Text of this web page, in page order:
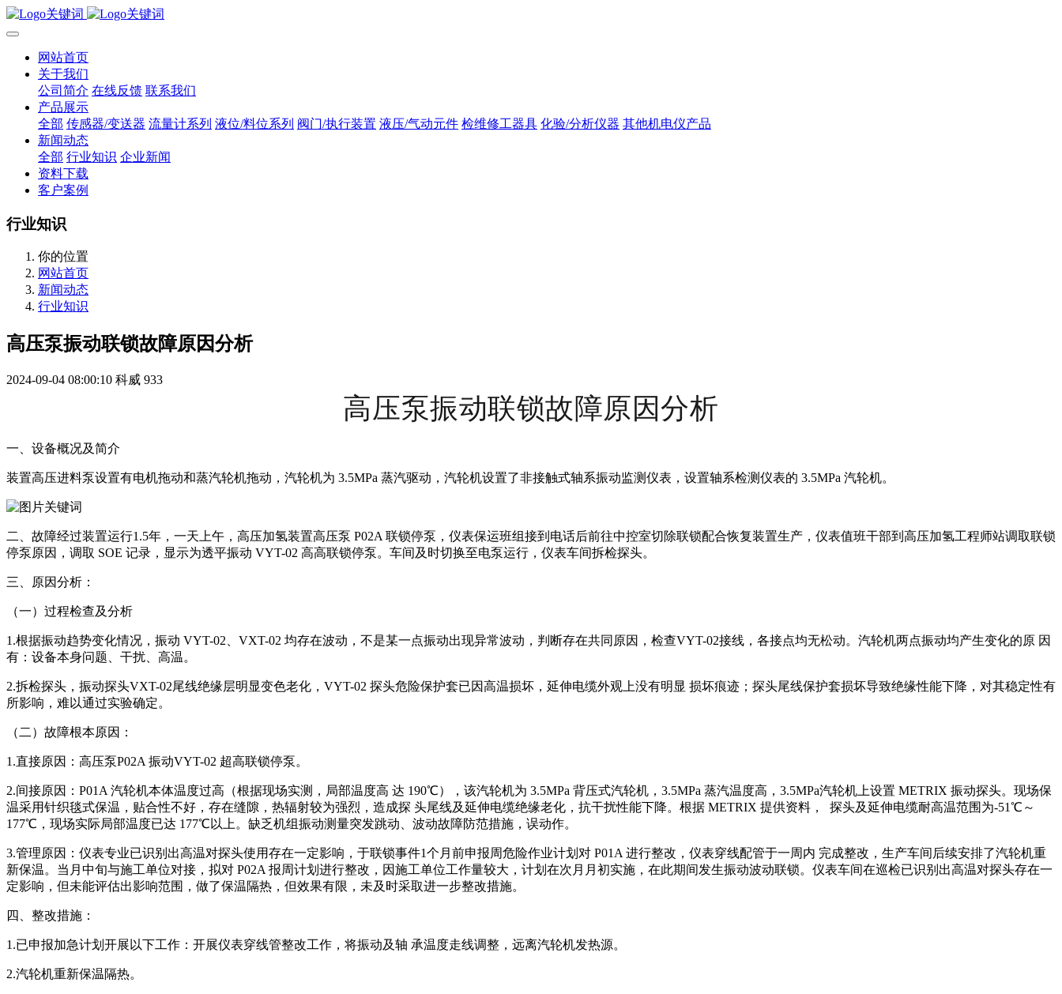
网站首页
关于我们
公司简介 在线反馈 联系我们
产品展示
全部 传感器/变送器 流量计系列 液位/料位系列 阀门/执行装置 液压/气动元件 检维修工器具 化验/分析仪器 其他机电仪产品
新闻动态
全部 行业知识 企业新闻
资料下载
客户案例
行业知识
你的位置
网站首页
新闻动态
行业知识
高压泵振动联锁故障原因分析
2024-09-04 08:00:10 科威 933
高压泵振动联锁故障原因分析
一、设备概况及简介
装置高压进料泵设置有电机拖动和蒸汽轮机拖动，汽轮机为 3.5MPa 蒸汽驱动，汽轮机设置了非接触式轴系振动监测仪表，设置轴系检测仪表的 3.5MPa 汽轮机。
二、故障经过装置运行1.5年，一天上午，高压加氢装置高压泵 P02A 联锁停泵，仪表保运班组接到电话后前往中控室切除联锁配合恢复装置生产，仪表值班干部到高压加氢工程师站调取联锁
停泵原因，调取 SOE 记录，显示为透平振动 VYT-02 高高联锁停泵。车间及时切换至电泵运行，仪表车间拆检探头。
三、原因分析：
（一）过程检查及分析
1.根据振动趋势变化情况，振动 VYT-02、VXT-02 均存在波动，不是某一点振动出现异常波动，判断存在共同原因，检查VYT-02接线，各接点均无松动。汽轮机两点振动均产生变化的原 因
有：设备本身问题、干扰、高温。
2.拆检探头，振动探头VXT-02尾线绝缘层明显变色老化，VYT-02 探头危险保护套已因高温损坏，延伸电缆外观上没有明显 损坏痕迹；探头尾线保护套损坏导致绝缘性能下降，对其稳定性有
所影响，难以通过实验确定。
（二）故障根本原因：
1.直接原因：高压泵P02A 振动VYT-02 超高联锁停泵。
2.间接原因：P01A 汽轮机本体温度过高（根据现场实测，局部温度高 达 190℃），该汽轮机为 3.5MPa 背压式汽轮机，3.5MPa 蒸汽温度高，3.5MPa汽轮机上设置 METRIX 振动探头。现场保
温采用针织毯式保温，贴合性不好，存在缝隙，热辐射较为强烈，造成探 头尾线及延伸电缆绝缘老化，抗干扰性能下降。根据 METRIX 提供资料， 探头及延伸电缆耐高温范围为-51℃～
177℃，现场实际局部温度已达 177℃以上。缺乏机组振动测量突发跳动、波动故障防范措施，误动作。
3.管理原因：仪表专业已识别出高温对探头使用存在一定影响，于联锁事件1个月前申报周危险作业计划对 P01A 进行整改，仪表穿线配管于一周内 完成整改，生产车间后续安排了汽轮机重
新保温。当月中旬与施工单位对接，拟对 P02A 报周计划进行整改，因施工单位工作量较大，计划在次月月初实施，在此期间发生振动波动联锁。仪表车间在巡检已识别出高温对探头存在一
定影响，但未能评估出影响范围，做了保温隔热，但效果有限，未及时采取进一步整改措施。
四、整改措施：
1.已申报加急计划开展以下工作：开展仪表穿线管整改工作，将振动及轴 承温度走线调整，远离汽轮机发热源。
2.汽轮机重新保温隔热。